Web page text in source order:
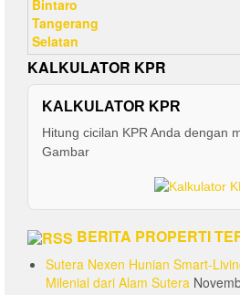
KALKULATOR KPR
KALKULATOR KPR
Hitung cicilan KPR Anda dengan
Gambar
BERITA PROPERTI
Sutera Nexen Hunian Smart-
Milenial dari Alam Sutera